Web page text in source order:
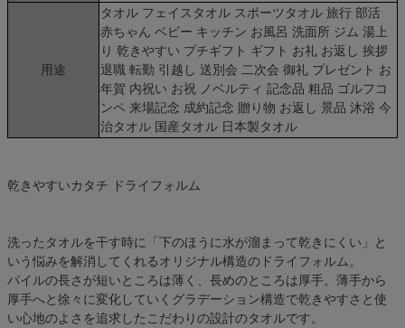
用途
タオル フェイスタオル スポーツタオル 旅行 部活
赤ちゃん ベビー キッチン お風呂 洗面所 ジム 湯上
り 乾きやすい プチギフト ギフト お礼 お返し 挨拶
退職 転勤 引越し 送別会 二次会 御礼 プレゼント お
年賀 内祝い お祝 ノベルティ 記念品 粗品 ゴルフコ
ンペ 来場記念 成約記念 贈り物 お返し 景品 沐浴 今
治タオル 国産タオル 日本製タオル
乾きやすいカタチ ドライフォルム
洗ったタオルを干す時に「下のほうに水が溜まって乾きにくい」と
いう悩みを解消してくれるオリジナル構造のドライフォルム。
パイルの長さが短いところは薄く、長めのところは厚手。薄手から
厚手へと徐々に変化していくグラデーション構造で乾きやすさと使
い心地のよさを追求したこだわりの設計のタオルです。